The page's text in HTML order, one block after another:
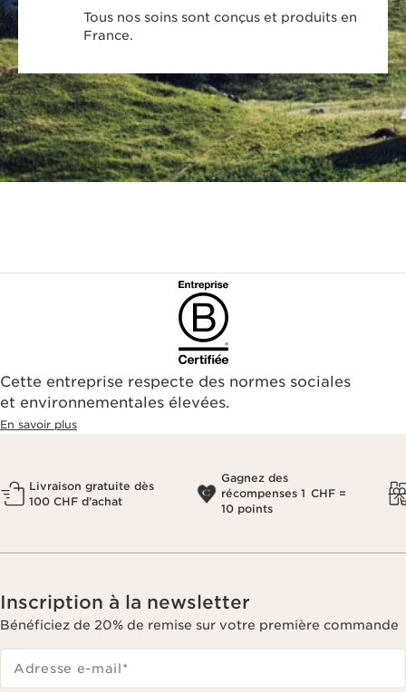
Tous nos soins sont conçus et produits en
France.
Cette entreprise respecte des normes sociales
et environnementales élevées.
En savoir plus
Livraison gratuite dès
100 CHF d’achat
Gagnez des
récompenses 1 CHF =
10 points
Inscription à la newsletter
Bénéficiez de 20% de remise sur votre première commande
Adresse e-mail*